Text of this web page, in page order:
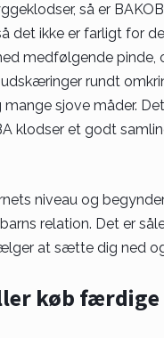
så er
det ikke er farligt for
medfølgende pinde,
rundt
sjove måder.
klodser et godt
niveau og
relation. Det er
at sætte dig ned
køb